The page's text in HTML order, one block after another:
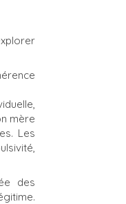
mère
Les
des